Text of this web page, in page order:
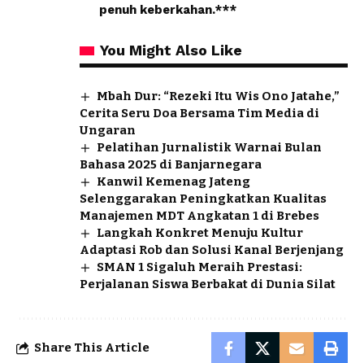
penuh keberkahan.***
You Might Also Like
Mbah Dur: “Rezeki Itu Wis Ono Jatahe,”
Cerita Seru Doa Bersama Tim Media di
Ungaran
Pelatihan Jurnalistik Warnai Bulan
Bahasa 2025 di Banjarnegara
Kanwil Kemenag Jateng
Selenggarakan Peningkatkan Kualitas
Manajemen MDT Angkatan 1 di Brebes
Langkah Konkret Menuju Kultur
Adaptasi Rob dan Solusi Kanal Berjenjang
SMAN 1 Sigaluh Meraih Prestasi:
Perjalanan Siswa Berbakat di Dunia Silat
Share This Article